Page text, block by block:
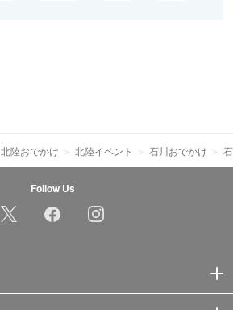
北陸おでかけ 北陸イベント 石川おでかけ
Follow Us